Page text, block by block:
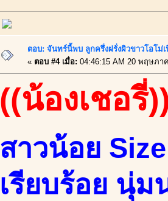
ตอบ: จันทร์นี้พบ ลูกครึ่งฝรั่งผิวขาวโอโม่
« ตอบ #4 เมื่อ: 04:46:15 AM 20 พฤษภา
((น้องเชอรี่
สาวน้อย
เรียบร้อย นุ่ม